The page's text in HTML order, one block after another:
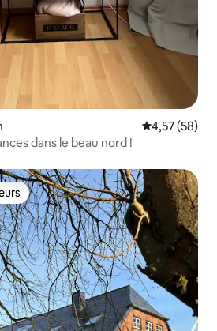
Note
4,57 (58)
dans le beau nord !